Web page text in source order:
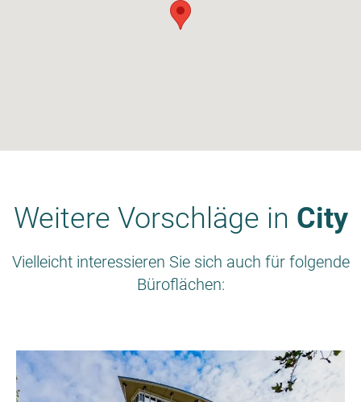
Weitere Vorschläge in City
Vielleicht interessieren Sie sich auch für folgende
Büroflächen: